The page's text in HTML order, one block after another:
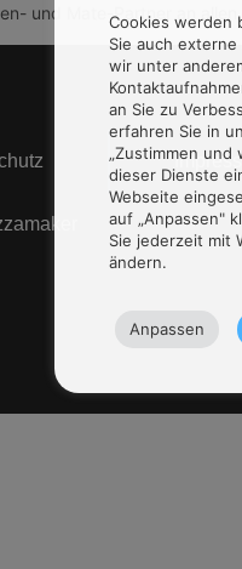
und Mate-Partner an allen
Cookies werden
Sie auch
wir unter
an Sie zu
erfahren Sie in
„Zustimmen und
dieser Dienste
Webseite
auf „Anpassen"
Sie jederzeit mit
ändern.
Anpassen